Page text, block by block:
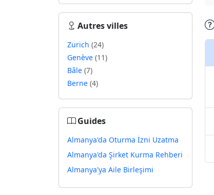
Autres villes
Zurich (24)
Genève (11)
Bâle (7)
Berne (4)
Guides
Almanya'da Oturma İzni Uzatma
Almanya'da Şirket Kurma Rehberi
Almanya'ya Aile Birleşimi